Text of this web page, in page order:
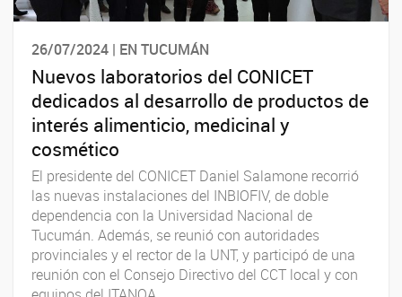
26/07/2024 | EN TUCUMÁN
Nuevos laboratorios del CONICET
dedicados al desarrollo de productos de
interés alimenticio, medicinal y
cosmético
El presidente del CONICET Daniel Salamone recorrió
las nuevas instalaciones del INBIOFIV, de doble
dependencia con la Universidad Nacional de
Tucumán. Además, se reunió con autoridades
provinciales y el rector de la UNT, y participó de una
reunión con el Consejo Directivo del CCT local y con